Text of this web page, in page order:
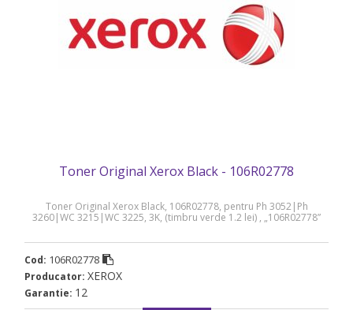
Toner Original Xerox Black - 106R02778
Toner Original Xerox Black, 106R02778, pentru Ph 3052|Ph
3260|WC 3215|WC 3225, 3K, (timbru verde 1.2 lei) , „106R02778”
Cod: 106R02778
Producator: XEROX
Garantie: 12